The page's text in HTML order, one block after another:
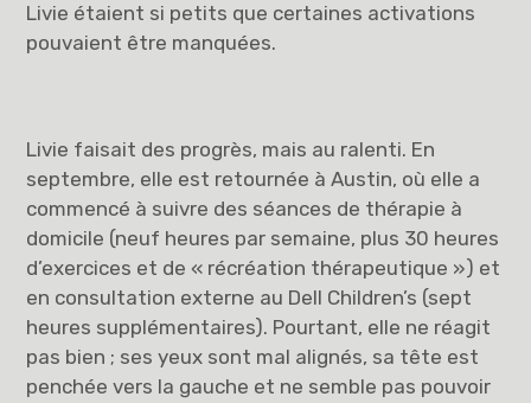
Livie étaient si petits que certaines activations
pouvaient être manquées.
Livie faisait des progrès, mais au ralenti. En
septembre, elle est retournée à Austin, où elle a
commencé à suivre des séances de thérapie à
domicile (neuf heures par semaine, plus 30 heures
d’exercices et de « récréation thérapeutique ») et
en consultation externe au Dell Children’s (sept
heures supplémentaires). Pourtant, elle ne réagit
pas bien ; ses yeux sont mal alignés, sa tête est
penchée vers la gauche et ne semble pas pouvoir